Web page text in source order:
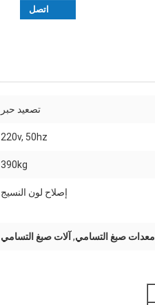
اتصل
تصعيد حبر
220v, 50hz
390kg
إصلاح لون النسيج
معدات صبغ التسامي, آلات صبغ التسامي